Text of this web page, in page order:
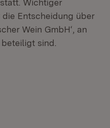
Wichtiger
Entscheidung über
Wein GmbH‘, an
sind.